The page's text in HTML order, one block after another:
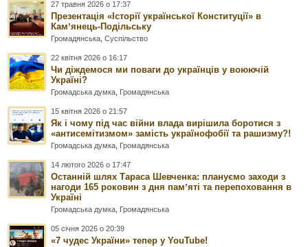
27 травня 2026 о 17:37
Презентація «Історії української Конституції» в
Камʼянець-Подільську
Громадянська,Суспільство
22 квітня 2026 о 16:17
Чи діждемося ми поваги до українців у воюючій
Україні?
Громадська думка, Громадянська
15 квітня 2026 о 21:57
Як і чому під час війни влада вирішила боротися з
«антисемітизмом» замість українофобії та рашизму?!
Громадська думка, Громадянська
14 лютого 2026 о 17:47
Останній шлях Тараса Шевченка: плануємо заходи з
нагоди 165 роковин з дня памʼяті та перепоховання в
Україні
Громадська думка, Громадянська
05 січня 2026 о 20:39
«7 чудес України» тепер у YouTube!